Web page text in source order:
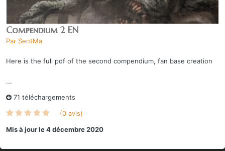
Compendium 2 EN
Par SentMa
Here is the full pdf of the second compendium, fan base creation
...
71 téléchargements
(0 avis)
Mis à jourle 4 décembre 2020